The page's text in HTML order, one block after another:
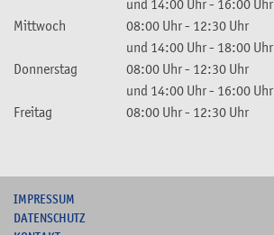
und 14:00 Uhr- 16:00 Uhr
Mittwoch
08:00 Uhr- 12:30 Uhr
und 14:00 Uhr- 18:00 Uhr
Donnerstag
08:00 Uhr- 12:30 Uhr
und 14:00 Uhr- 16:00 Uhr
Freitag
08:00 Uhr- 12:30 Uhr
IMPRESSUM
DATENSCHUTZ